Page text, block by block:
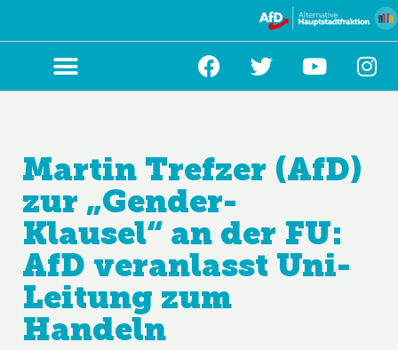
springen
Martin Trefzer (AfD)
zur „Gender-
Klausel“ an der FU:
AfD veranlasst Uni-
Leitung zum
Handeln